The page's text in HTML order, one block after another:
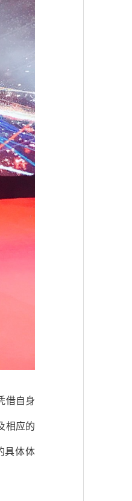
借自身
相应的
具体体